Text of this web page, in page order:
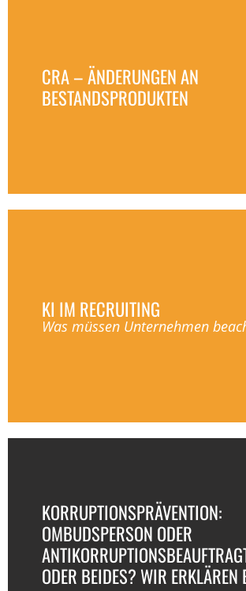
CRA – ÄNDERUNGEN AN
BESTANDSPRODUKTEN
KI IM RECRUITING
Was müssen Unternehmen
KORRUPTIONSPRÄVENTION:
OMBUDSPERSON ODER
ODER BEIDES? WIR ERKLÄREN